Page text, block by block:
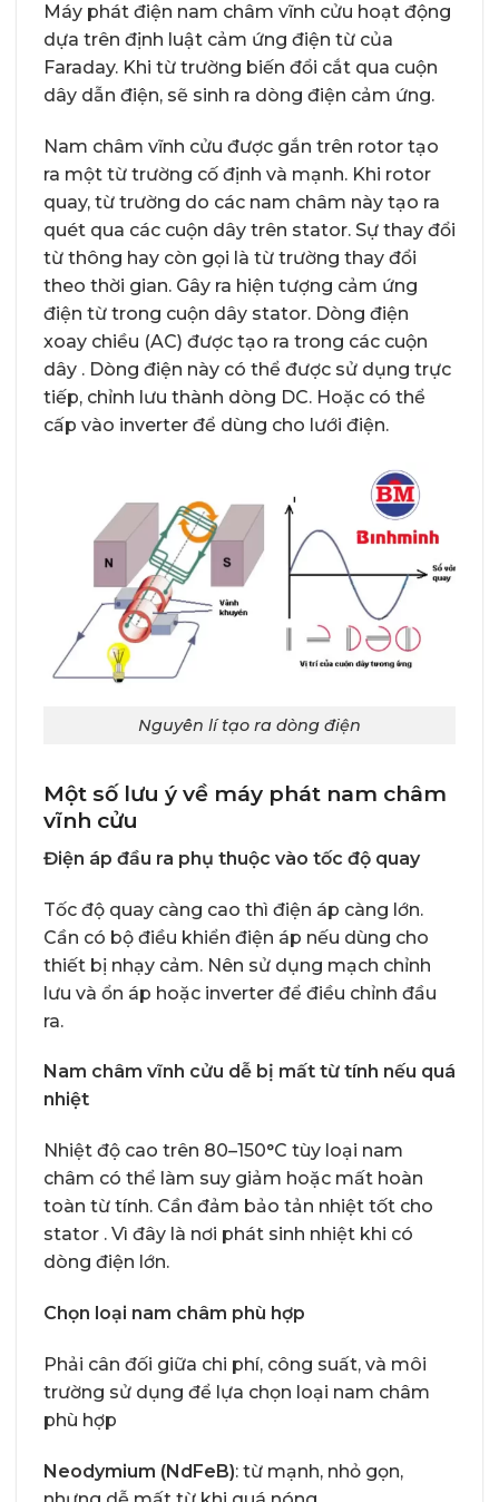
Máy phát điện nam châm vĩnh cửu hoạt động
dựa trên định luật cảm ứng điện từ của
Faraday. Khi từ trường biến đổi cắt qua cuộn
dây dẫn điện, sẽ sinh ra dòng điện cảm ứng.
Nam châm vĩnh cửu được gắn trên rotor tạo
ra một từ trường cố định và mạnh. Khi rotor
quay, từ trường do các nam châm này tạo ra
quét qua các cuộn dây trên stator. Sự thay đổi
từ thông hay còn gọi là từ trường thay đổi
theo thời gian. Gây ra hiện tượng cảm ứng
điện từ trong cuộn dây stator. Dòng điện
xoay chiều (AC) được tạo ra trong các cuộn
dây . Dòng điện này có thể được sử dụng trực
tiếp, chỉnh lưu thành dòng DC. Hoặc có thể
cấp vào inverter để dùng cho lưới điện.
Nguyên lí tạo ra dòng điện
Một số lưu ý về máy phát nam châm
vĩnh cửu
Điện áp đầu ra phụ thuộc vào tốc độ quay
Tốc độ quay càng cao thì điện áp càng lớn.
Cần có bộ điều khiển điện áp nếu dùng cho
thiết bị nhạy cảm. Nên sử dụng mạch chỉnh
lưu và ổn áp hoặc inverter để điều chỉnh đầu
ra.
Nam châm vĩnh cửu dễ bị mất từ tính nếu quá
nhiệt
Nhiệt độ cao trên 80–150°C tùy loại nam
châm có thể làm suy giảm hoặc mất hoàn
toàn từ tính. Cần đảm bảo tản nhiệt tốt cho
stator . Vì đây là nơi phát sinh nhiệt khi có
dòng điện lớn.
Chọn loại nam châm phù hợp
Phải cân đối giữa chi phí, công suất, và môi
trường sử dụng để lựa chọn loại nam châm
phù hợp
Neodymium (NdFeB): từ mạnh, nhỏ gọn,